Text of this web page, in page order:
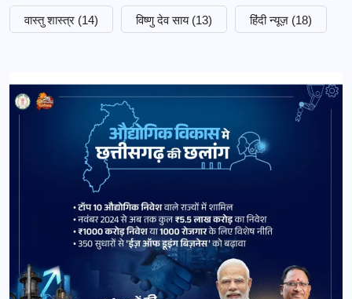
वास्तु शास्त्र (14) विष्णु देव साय (13) हिंदी न्यूज़ (18)